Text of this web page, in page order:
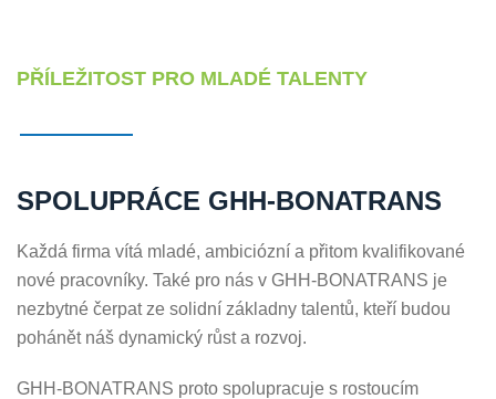
PŘÍLEŽITOST PRO MLADÉ TALENTY
SPOLUPRÁCE GHH-BONATRANS
Každá firma vítá mladé, ambiciózní a přitom kvalifikované
nové pracovníky. Také pro nás v GHH-BONATRANS je
nezbytné čerpat ze solidní základny talentů, kteří budou
pohánět náš dynamický růst a rozvoj.
GHH-BONATRANS proto spolupracuje s rostoucím